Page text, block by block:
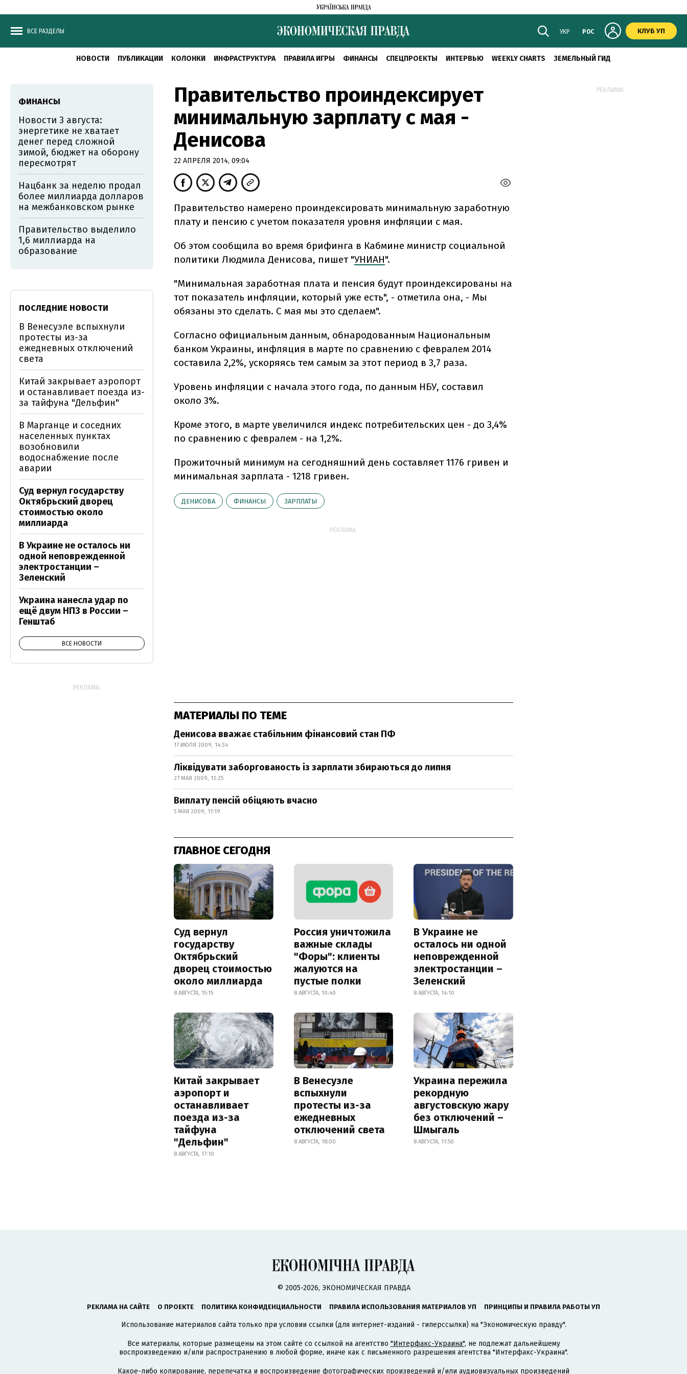
ВСЕ РАЗДЕЛЫ УКР РОС КЛУБ УП
НОВОСТИ ПУБЛИКАЦИИ КОЛОНКИ ИНФРАСТРУКТУРА ПРАВИЛА ИГРЫ ФИНАНСЫ СПЕЦПРОЕКТЫ ИНТЕРВЬЮ WEEKLY CHARTS ЗЕМЕЛЬНЫЙ ГИД
Правительство проиндексирует
минимальную зарплату с мая -
Денисова
22 АПРЕЛЯ 2014, 09:04
Правительство намерено проиндексировать минимальную заработную
плату и пенсию с учетом показателя уровня инфляции с мая.
Об этом сообщила во время брифинга в Кабмине министр социальной
политики Людмила Денисова, пишет "УНИАН".
"Минимальная заработная плата и пенсия будут проиндексированы на
тот показатель инфляции, который уже есть", - отметила она, - Мы
обязаны это сделать. С мая мы это сделаем".
Согласно официальным данным, обнародованным Национальным
банком Украины, инфляция в марте по сравнению с февралем 2014
составила 2,2%, ускоряясь тем самым за этот период в 3,7 раза.
Уровень инфляции с начала этого года, по данным НБУ, составил
около 3%.
Кроме этого, в марте увеличился индекс потребительских цен - до 3,4%
по сравнению с февралем - на 1,2%.
Прожиточный минимум на сегодняшний день составляет 1176 гривен и
минимальная зарплата - 1218 гривен.
ДЕНИСОВА ФИНАНСЫ ЗАРПЛАТЫ
РЕКЛАМА:
МАТЕРИАЛЫ ПО ТЕМЕ
Денисова вважає стабільним фінансовий стан ПФ
17 ИЮЛЯ 2009, 14:34
Ліквідувати заборгованость із зарплати збираються до липня
27 МАЯ 2009, 13:25
Виплату пенсій обіцяють вчасно
5 МАЯ 2009, 11:19
ГЛАВНОЕ СЕГОДНЯ
Суд вернул
государству
Октябрьский
дворец стоимостью
около миллиарда
8 АВГУСТА, 15:15
Россия уничтожила
важные склады
"Форы": клиенты
жалуются на
пустые полки
8 АВГУСТА, 10:40
В Украине не
осталось ни одной
неповрежденной
электростанции –
Зеленский
8 АВГУСТА, 14:10
Китай закрывает
аэропорт и
останавливает
поезда из-за
тайфуна
"Дельфин"
8 АВГУСТА, 17:10
В Венесуэле
вспыхнули
протесты из-за
ежедневных
отключений света
8 АВГУСТА, 18:00
Украина пережила
рекордную
августовскую жару
без отключений –
Шмыгаль
8 АВГУСТА, 11:50
ФИНАНСЫ
Новости 3 августа:
энергетике не хватает
денег перед сложной
зимой, бюджет на оборону
пересмотрят
Нацбанк за неделю продал
более миллиарда долларов
на межбанковском рынке
Правительство выделило
1,6 миллиарда на
образование
ПОСЛЕДНИЕ НОВОСТИ
В Венесуэле вспыхнули
протесты из-за
ежедневных отключений
света
Китай закрывает аэропорт
и останавливает поезда из-
за тайфуна "Дельфин"
В Марганце и соседних
населенных пунктах
возобновили
водоснабжение после
аварии
Суд вернул государству
Октябрьский дворец
стоимостью около
миллиарда
В Украине не осталось ни
одной неповрежденной
электростанции –
Зеленский
Украина нанесла удар по
ещё двум НПЗ в России –
Генштаб
ВСЕ НОВОСТИ
РЕКЛАМА:
РЕКЛАМА:
© 2005-2026, ЭКОНОМИЧЕСКАЯ ПРАВДА
РЕКЛАМА НА САЙТЕ О ПРОЕКТЕ ПОЛИТИКА КОНФИДЕНЦИАЛЬНОСТИ ПРАВИЛА ИСПОЛЬЗОВАНИЯ МАТЕРИАЛОВ УП ПРИНЦИПЫ И ПРАВИЛА РАБОТЫ УП
Использование материалов сайта только при условии ссылки (для интернет-изданий - гиперссылки) на "Экономическую правду".
Все материалы, которые размещены на этом сайте со ссылкой на агентство "Интерфакс-Украина", не подлежат дальнейшему
воспроизведению и/или распространению в любой форме, иначе как с письменного разрешения агентства "Интерфакс-Украина".
Какое-либо копирование, перепечатка и воспроизведение фотографических произведений и/или аудиовизуальных произведений